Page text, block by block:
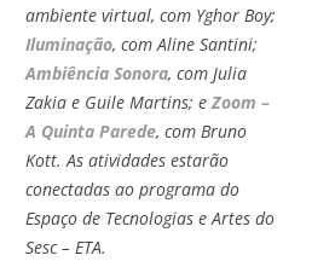
ambiente virtual, com Yghor Boy;
Iluminação, com Aline Santini;
Ambiência Sonora, com Julia
Zakia e Guile Martins; eZoom –
A Quinta Parede, com Bruno
Kott. As atividades estarão
conectadas ao programa do
Espaço de Tecnologias e Artes do
Sesc – ETA.